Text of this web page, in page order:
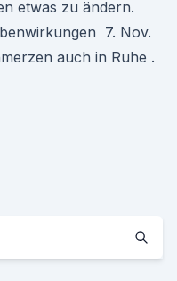
etwas zu ändern.
7. Nov.
auch in Ruhe .